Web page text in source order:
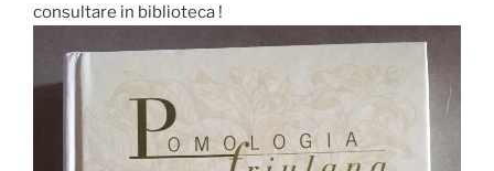
consultare in biblioteca !